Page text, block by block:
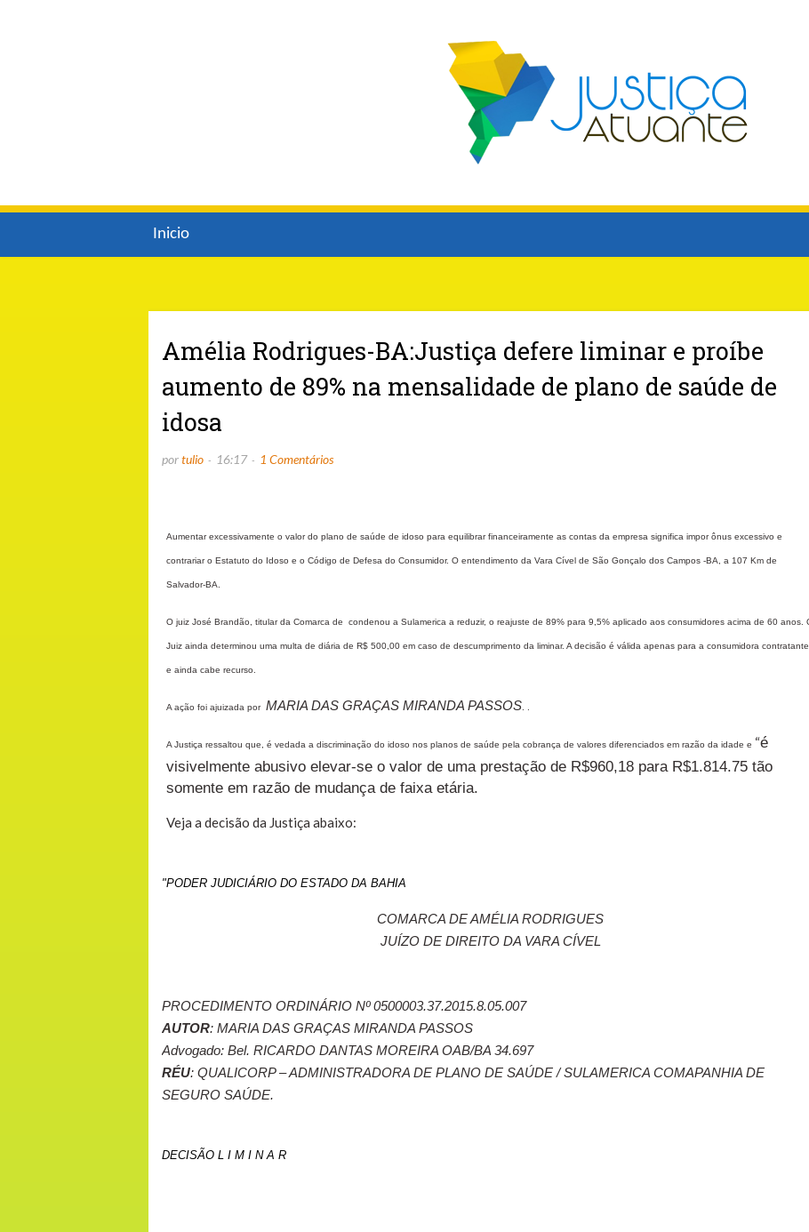
Inicio
Amélia Rodrigues-BA:Justiça defere liminar e proíbe
aumento de 89% na mensalidade de plano de saúde de
idosa
portulio 16:17 1 Comentários
Aumentar excessivamente o valor do plano de saúde de idoso para equilibrar financeiramente as contas da empresa significa impor ônus excessivo e
contrariar o Estatuto do Idoso e o Código de Defesa do Consumidor. O entendimento da Vara Cível de São Gonçalo dos Campos -BA, a 107 Km de
Salvador-BA.
O juiz José Brandão, titular da Comarca de condenou a Sulamerica a reduzir, o reajuste de 89% para 9,5% aplicado aos consumidores acima de 60 anos.
Juiz ainda determinou uma multa de diária de R$ 500,00 em caso de descumprimento da liminar. A decisão é válida apenas para a consumidora contratante
e ainda cabe recurso.
A ação foi ajuizada por MARIA DAS GRAÇAS MIRANDA PASSOS. .
A Justiça ressaltou que, é vedada a discriminação do idoso nos planos de saúde pela cobrança de valores diferenciados em razão da idade e “é
visivelmente abusivo elevar-se o valor de uma prestação de R$960,18 para R$1.814.75 tão
somente em razão de mudança de faixa etária.
Veja a decisão da Justiça abaixo:
"PODER JUDICIÁRIO DO ESTADO DA BAHIA
COMARCA DE AMÉLIA RODRIGUES
JUÍZO DE DIREITO DA VARA CÍVEL
PROCEDIMENTO ORDINÁRIO Nº 0500003.37.2015.8.05.007
AUTOR: MARIA DAS GRAÇAS MIRANDA PASSOS
Advogado: Bel. RICARDO DANTAS MOREIRA OAB/BA 34.697
RÉU: QUALICORP – ADMINISTRADORA DE PLANO DE SAÚDE / SULAMERICA COMAPANHIA DE
SEGURO SAÚDE.
DECISÃO L I M I N A R